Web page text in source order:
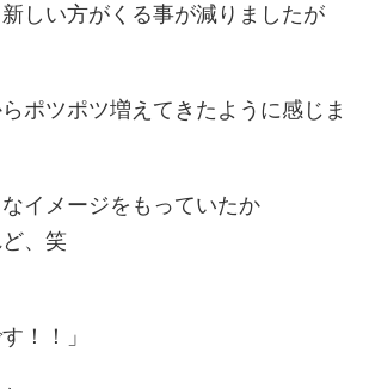
しい方がくる事が減りましたが
ポツポツ増えてきたように感じま
イメージをもっていたか
、笑
！！」